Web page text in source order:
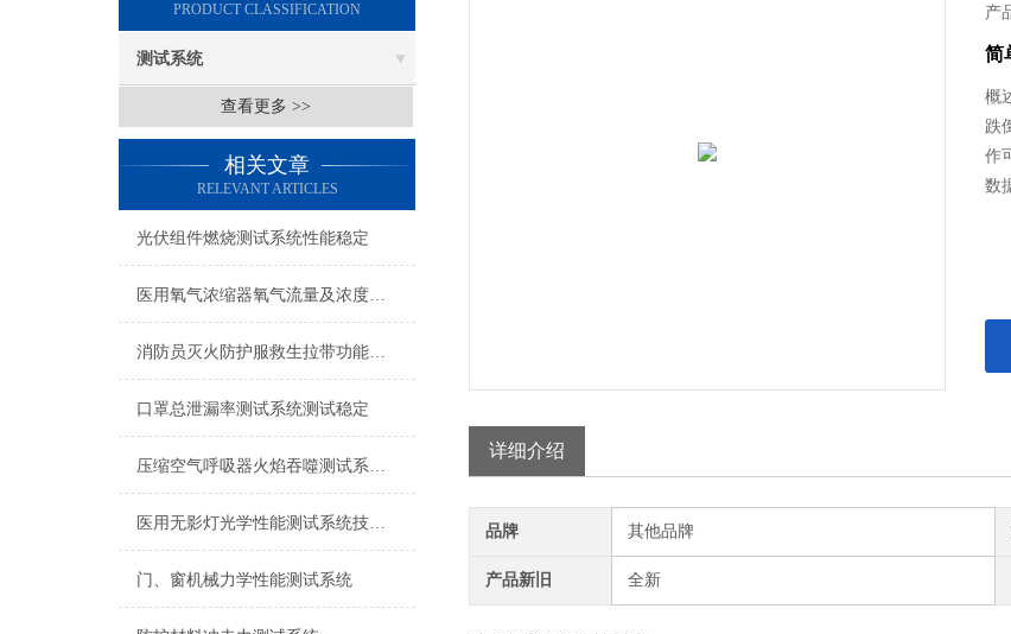
PRODUCT CLASSIFICATION
测试系统
查看更多 >>
相关文章
RELEVANT ARTICLES
光伏组件燃烧测试系统性能稳定
医用氧气浓缩器氧气流量及浓度测试系统 测试稳定
消防员灭火防护服救生拉带功能测试系统
口罩总泄漏率测试系统测试稳定
压缩空气呼吸器火焰吞噬测试系统检测准确
医用无影灯光学性能测试系统技术特点
门、窗机械力学性能测试系统
产
简
概
跌
作
数
详细介绍
品牌 其他品牌
产品新旧 全新